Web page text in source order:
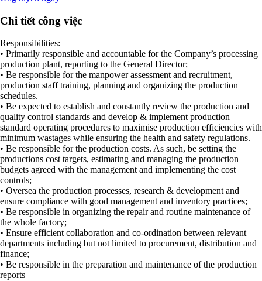
Chi tiết công việc
Responsibilities:
• Primarily responsible and accountable for the Company’s processing
production plant, reporting to the General Director;
• Be responsible for the manpower assessment and recruitment,
production staff training, planning and organizing the production
schedules.
• Be expected to establish and constantly review the production and
quality control standards and develop & implement production
standard operating procedures to maximise production efficiencies with
minimum wastages while ensuring the health and safety regulations.
• Be responsible for the production costs. As such, be setting the
productions cost targets, estimating and managing the production
budgets agreed with the management and implementing the cost
controls;
• Oversea the production processes, research & development and
ensure compliance with good management and inventory practices;
• Be responsible in organizing the repair and routine maintenance of
the whole factory;
• Ensure efficient collaboration and co-ordination between relevant
departments including but not limited to procurement, distribution and
finance;
• Be responsible in the preparation and maintenance of the production
reports